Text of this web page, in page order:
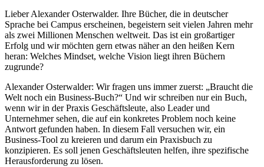
Lieber Alexander Osterwalder. Ihre Bücher, die in deutscher
Sprache bei Campus erscheinen, begeistern seit vielen Jahren mehr
als zwei Millionen Menschen weltweit. Das ist ein großartiger
Erfolg und wir möchten gern etwas näher an den heißen Kern
heran: Welches Mindset, welche Vision liegt ihren Büchern
zugrunde?
Alexander Osterwalder: Wir fragen uns immer zuerst: „Braucht die
Welt noch ein Business-Buch?“ Und wir schreiben nur ein Buch,
wenn wir in der Praxis Geschäftsleute, also Leader und
Unternehmer sehen, die auf ein konkretes Problem noch keine
Antwort gefunden haben. In diesem Fall versuchen wir, ein
Business-Tool zu kreieren und darum ein Praxisbuch zu
konzipieren. Es soll jenen Geschäftsleuten helfen, ihre spezifische
Herausforderung zu lösen.